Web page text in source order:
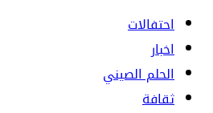
احتفالات
اخبار
الحلم الصيني
ثقافة